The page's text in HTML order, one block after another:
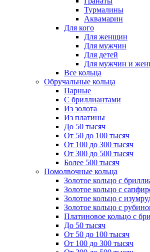
Турмалины
Аквамарин
Для кого
Для женщин
Для мужчин
Для детей
Для мужчин и
Все кольца
Обручальные кольца
Парные
С бриллиантами
Из золота
Из платины
До 50 тысяч
От 50 до 100 тысяч
От 100 до 300 тысяч
От 300 до 500 тысяч
Более 500 тысяч
Помолвочные кольца
Золотое кольцо с
Золотое кольцо с
Золотое кольцо с
Золотое кольцо с
Платиновое кольцо с
До 50 тысяч
От 50 до 100 тысяч
От 100 до 300 тысяч